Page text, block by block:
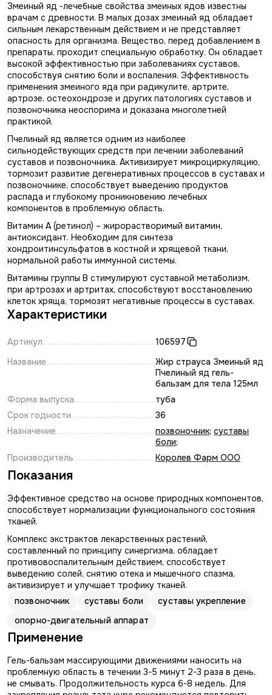
Змеиный яд -лечебные свойства змеиных ядов известны
врачам с древности. В малых дозах змеиный яд обладает
сильным лекарственным действием и не представляет
опасность для организма. Вещество, перед добавлением в
препараты, проходит специальную обработку. Он обладает
высокой эффективностью при заболеваниях суставов,
способствуя снятию боли и воспаления. Эффективность
применения змеиного яда при радикулите, артрите,
артрозе, остеохондрозе и других патологиях суставов и
позвоночника неоспорима и доказана многолетней
практикой.
Пчелиный яд является одним из наиболее
сильнодействующих средств при лечении заболеваний
суставов и позвоночника. Активизирует микроциркуляцию,
тормозит развитие дегенеративных процессов в суставах и
позвоночнике, способствует выведению продуктов
распада и глубокому проникновению лечебных
компонентов в проблемную область.
Витамин А (ретинол) – жирорастворимый витамин,
антиоксидант. Необходим для синтеза
хондроитинсульфатов в костной и хрящевой ткани,
нормальной работы иммунной системы.
Витамины группы В стимулируют суставной метаболизм,
при артрозах и артритах, способствуют восстановлению
клеток хряща, тормозят негативные процессы в суставах.
Характеристики
Артикул
106597
Название
Жир страуса Змеиный яд
Пчелиный яд гель-
бальзам для тела 125мл
Форма выпуска
туба
Срок годности
36
Назначение
позвоночник; суставы
боли;
Производитель
Королев Фарм ООО
Показания
Эффективное средство на основе природных компонентов,
способствует нормализации функционального состояния
тканей.
Комплекс экстрактов лекарственных растений,
составленный по принципу синергизма, обладает
противовоспалительным действием, способствует
выведению солей, снятию отека и мышечного спазма,
активизирует и улучшает трофику тканей.
позвоночник
суставы боли
суставы укрепление
опорно-двигательный аппарат
Применение
Гель-бальзам массирующими движениями наносить на
проблемную область в течении 3-5 минут 2-3 раза в день,
не смывать. Продолжительность курса 6-8 недель. Для